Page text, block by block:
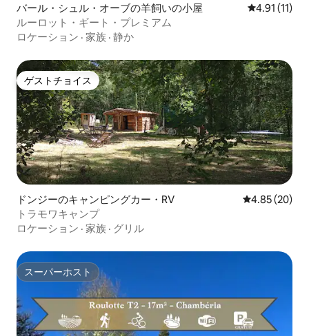
バール・シュル・オーブの羊飼いの小屋 レビュー11
4.91 (11)
ルーロット・ギート・プレミアム
ロケーション · 家族 · 静か
ゲストチョイス
ゲストチョイス
ドンジーのキャンピングカー・RV レビュー20
4.85 (20)
トラモワキャンプ
ロケーション · 家族 · グリル
スーパーホスト
スーパーホスト